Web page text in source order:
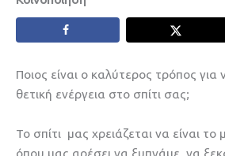
Ποιος είναι ο καλύτερος τρόπος
θετική ενέργεια στο σπίτι σας;
Το σπίτι μας χρειάζεται να είναι